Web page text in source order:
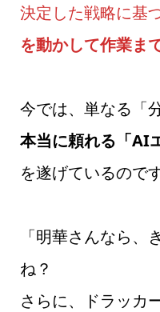
決定した戦略に基
を動かして作業ま
今では、単なる「
本当に頼れる「AI
を遂げているのです
「明華さんなら、
ね？
さらに、ドラッカ